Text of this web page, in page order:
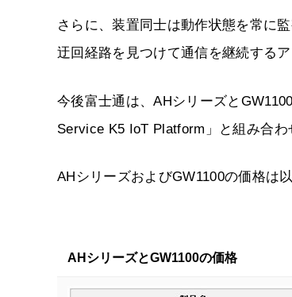
さらに、装置同士は動作状態を常に
迂回経路を見つけて通信を継続する
今後富士通は、AHシリーズと
Service K5 IoT Platform」と組み合わ
AHシリーズおよびGW1100の価格は
AHシリーズとGW1100の価格